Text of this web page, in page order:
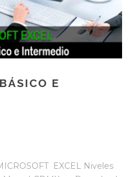
E
EXCEL Niveles